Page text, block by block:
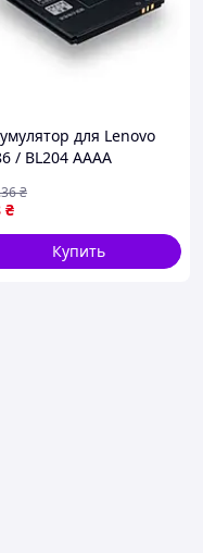
для Lenovo
/ BL204 AAAA
₴
₴
Купить